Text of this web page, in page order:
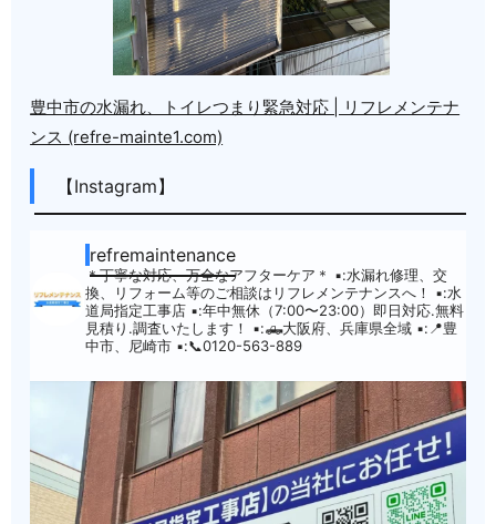
豊中市の水漏れ、トイレつまり緊急対応 | リフレメンテナ
ンス (refre-mainte1.com)
【Instagram】
refremaintenance
＊丁寧な対応、万全なアフターケア＊ ▪︎:水漏れ修理、交
換、リフォーム等のご相談はリフレメンテナンスへ！
▪︎:水
道局指定工事店 ▪︎:年中無休（7:00〜23:00）即日対応.無料
見積り.調査いたします！
▪︎:🛻大阪府、兵庫県全域 ▪︎:📍豊
中市、尼崎市 ▪︎:📞0120-563-889